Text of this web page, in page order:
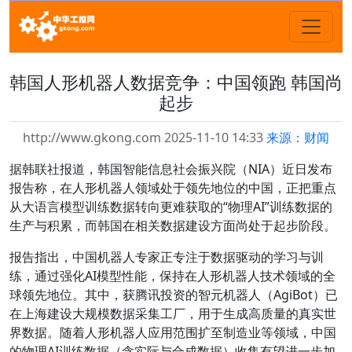
韩国人形机器人数据竞争：中国领跑 韩国尚
起步
http://www.gkong.com 2025-11-10 14:33来源：财闻
据韩联社报道，韩国智能信息社会振兴院（NIA）近日发布
报告称，在人形机器人领域处于领先地位的中国，正把重点
从大语言模型训练数据转向更难获取的“物理AI”训练数据的
生产与积累，而韩国在相关数据建设方面尚处于起步阶段。
报告指出，中国机器人专家正专注于数据驱动的学习与训
练，通过强化AI模型性能，保持在人形机器人技术领域的全
球领先地位。其中，获腾讯投资的智元机器人（AgiBot）已
在上海建设大规模数据采集工厂，用于生成高质量的真实世
界数据。随着人形机器人应用范围扩至制造业等领域，中国